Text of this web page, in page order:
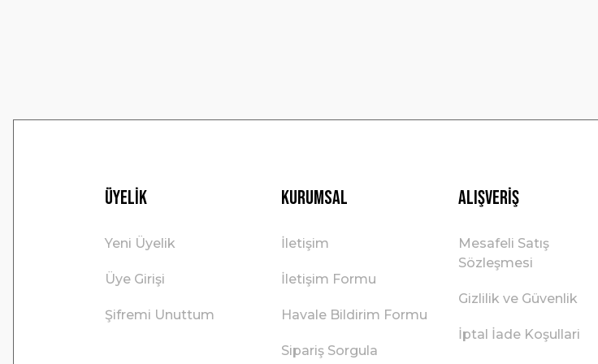
Üyelik
Yeni Üyelik
Üye Girişi
Şifremi Unuttum
Kurumsal
İletişim
İletişim Formu
Havale Bildirim Formu
Sipariş Sorgula
Alışveriş
Mesafeli Satış
Sözleşmesi
Gizlilik ve Güvenlik
İptal İade Koşullari